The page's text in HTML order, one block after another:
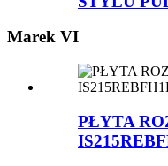
Marek VI
PŁYTA